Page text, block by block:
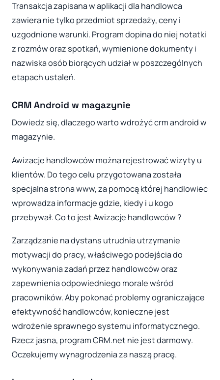
Transakcja zapisana w aplikacji dla handlowca
zawiera nie tylko przedmiot sprzedaży, ceny i
uzgodnione warunki. Program dopina do niej notatki
z rozmów oraz spotkań, wymienione dokumenty i
nazwiska osób biorących udział w poszczególnych
etapach ustaleń.
CRM Android w magazynie
Dowiedz się, dlaczego warto wdrożyć crm android w
magazynie.
Awizacje handlowców można rejestrować wizyty u
klientów. Do tego celu przygotowana została
specjalna strona www, za pomocą której handlowiec
wprowadza informacje gdzie, kiedy i u kogo
przebywał. Co to jest Awizacje handlowców ?
Zarządzanie na dystans utrudnia utrzymanie
motywacji do pracy, właściwego podejścia do
wykonywania zadań przez handlowców oraz
zapewnienia odpowiedniego morale wśród
pracowników. Aby pokonać problemy ograniczające
efektywność handlowców, konieczne jest
wdrożenie sprawnego systemu informatycznego.
Rzecz jasna, program CRM.net nie jest darmowy.
Oczekujemy wynagrodzenia za naszą pracę.